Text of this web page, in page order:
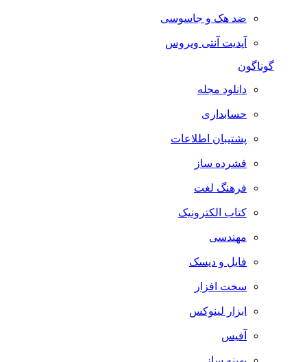
ضد هک و جاسوسی
آپدیت آنتی ویروس
گوناگون
دانلود مجله
حسابداری
پشتیبان اطلاعات
فشرده ساز
فرهنگ لغت
کتاب الکترونیک
مهندسی
فایل و دیسک
سخت افزار
ابزار لینوکس
آفیس